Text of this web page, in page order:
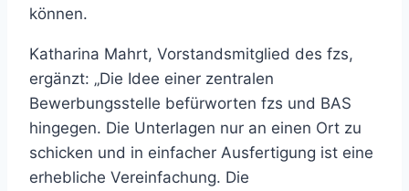
können.
Katharina Mahrt, Vorstandsmitglied des fzs,
ergänzt: „Die Idee einer zentralen
Bewerbungsstelle befürworten fzs und BAS
hingegen. Die Unterlagen nur an einen Ort zu
schicken und in einfacher Ausfertigung ist eine
erhebliche Vereinfachung. Die